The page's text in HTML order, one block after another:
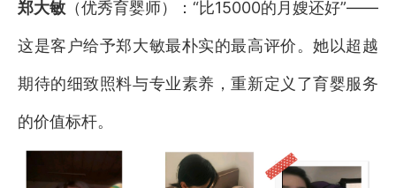
郑大敏 （优秀育婴师）：“比15000的月嫂还好”——
这是客户给予郑大敏最朴实的最高评价。她以超越
期待的细致照料与专业素养，重新定义了育婴服务
的价值标杆。